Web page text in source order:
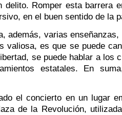
delito. Romper esta barrera
en el buen sentido de la
además, varias
valiosa, es que se puede
se puede hablar a los
estatales. En
el concierto en un lugar
de la Revolución,